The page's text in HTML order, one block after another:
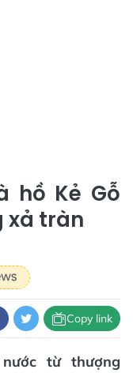
hồ Kẻ Gỗ
xả tràn
Copy link
từ thượng